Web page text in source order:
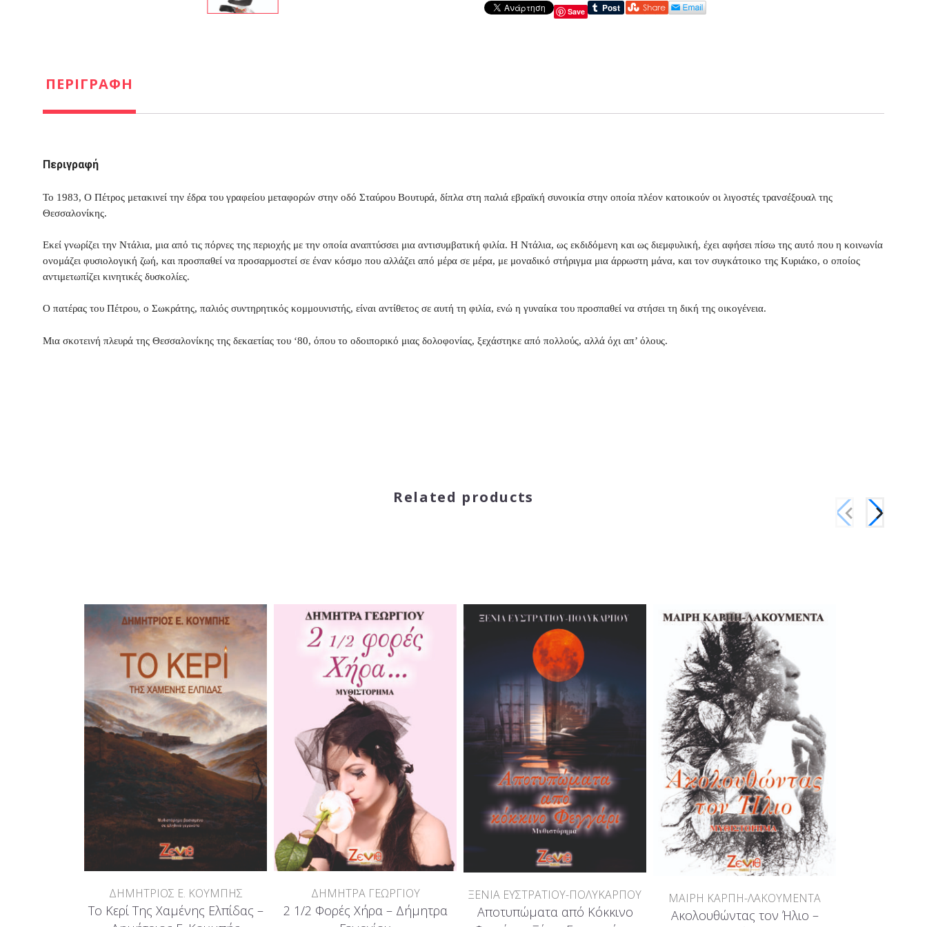
Save
ΠΕΡΙΓΡΑΦΉ
Περιγραφή
Το 1983, Ο Πέτρος μετακινεί την έδρα του γραφείου μεταφορών στην οδό Σταύρου Βουτυρά, δίπλα στη παλιά εβραϊκή συνοικία στην οποία πλέον κατοικούν οι λιγοστές τρανσέξουαλ της
Θεσσαλονίκης.
Εκεί γνωρίζει την Ντάλια, μια από τις πόρνες της περιοχής με την οποία αναπτύσσει μια αντισυμβατική φιλία. Η Ντάλια, ως εκδιδόμενη και ως διεμφυλική, έχει αφήσει πίσω της αυτό που η κοινωνία
ονομάζει φυσιολογική ζωή, και προσπαθεί να προσαρμοστεί σε έναν κόσμο που αλλάζει από μέρα σε μέρα, με μοναδικό στήριγμα μια άρρωστη μάνα, και τον συγκάτοικο της Κυριάκο, ο οποίος
αντιμετωπίζει κινητικές δυσκολίες.
Ο πατέρας του Πέτρου, ο Σωκράτης, παλιός συντηρητικός κομμουνιστής, είναι αντίθετος σε αυτή τη φιλία, ενώ η γυναίκα του προσπαθεί να στήσει τη δική της οικογένεια.
Μια σκοτεινή πλευρά της Θεσσαλονίκης της δεκαετίας του ‘80, όπου το οδοιπορικό μιας δολοφονίας, ξεχάστηκε από πολλούς, αλλά όχι απ’ όλους.
Related products
ΔΗΜΗΤΡΙΟΣ Ε. ΚΟΥΜΠΗΣ
Το Κερί Της Χαμένης Ελπίδας –
ΔΗΜΗΤΡΑ ΓΕΩΡΓΙΟΥ
2 1/2 Φορές Χήρα – Δήμητρα
ΞΕΝΙΑ ΕΥΣΤΡΑΤΙΟΥ-ΠΟΛΥΚΑΡΠΟΥ
Αποτυπώματα από Κόκκινο
ΜΑΙΡΗ ΚΑΡΠΗ-ΛΑΚΟΥΜΕΝΤΑ
Ακολουθώντας τον Ήλιο –